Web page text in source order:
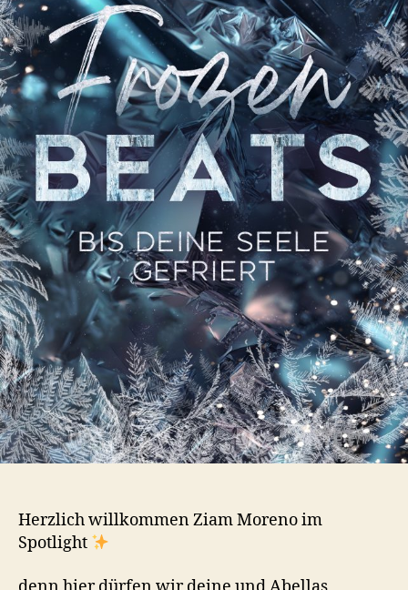
Herzlich willkommen Ziam Moreno im
Spotlight